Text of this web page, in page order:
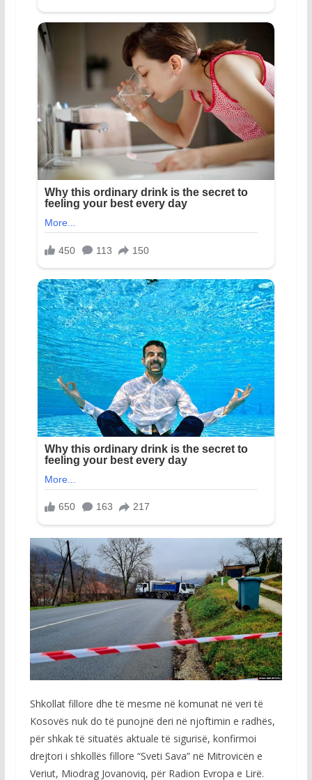
Shkollat fillore dhe të mesme në komunat në veri të
Kosovës nuk do të punojnë deri në njoftimin e radhës,
për shkak të situatës aktuale të sigurisë, konfirmoi
drejtori i shkollës fillore “Sveti Sava” në Mitrovicën e
Veriut, Miodrag Jovanoviq, për Radion Evropa e Lirë.